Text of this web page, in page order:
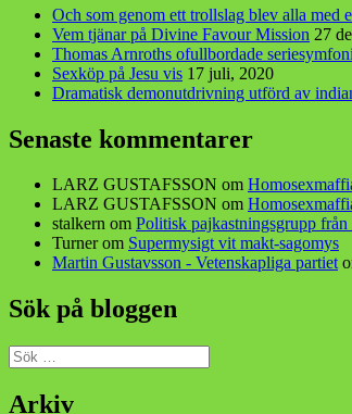
Och som genom ett trollslag blev alla med
Vem tjänar på Divine Favour Mission 27
Thomas Arnroths ofullbordade
Sexköp på Jesu vis 17 juli, 2020
Dramatisk demonutdrivning utförd av
Senaste kommentarer
LARZ GUSTAFSSON om
LARZ GUSTAFSSON om
stalkern om Politisk pajkastningsgrupp
Turnerom Supermysigt vit makt-sagomys
Martin Gustavsson - Vetenskapliga partiet
Sök på bloggen
Sök
efter:
Arkiv